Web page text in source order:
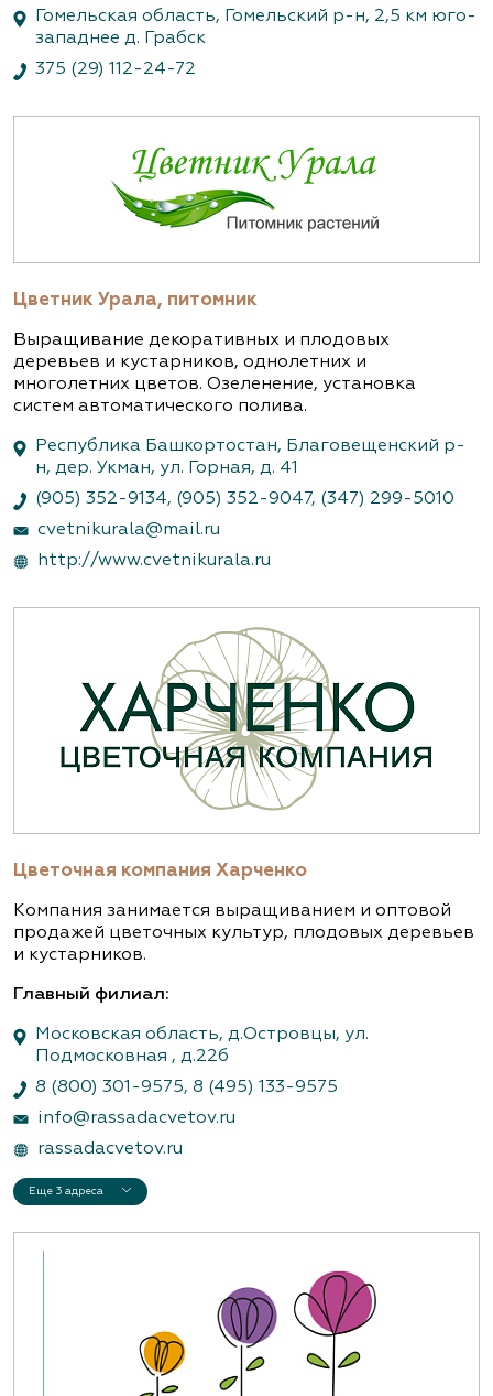
Гомельская область, Гомельский р-н, 2,5 км юго-
западнее д. Грабск
375 (29) 112-24-72
Цветник Урала, питомник
Выращивание декоративных и плодовых
деревьев и кустарников, однолетних и
многолетних цветов. Озеленение, установка
систем автоматического полива.
Республика Башкортостан, Благовещенский р-
н, дер. Укман, ул. Горная, д. 41
(905) 352-9134, (905) 352-9047, (347) 299-5010
cvetnikurala@mail.ru
http://www.cvetnikurala.ru
Цветочная компания Харченко
Компания занимается выращиванием и оптовой
продажей цветочных культур, плодовых деревьев
и кустарников.
Главный филиал:
Московская область, д.Островцы, ул.
Подмосковная , д.22б
8 (800) 301-9575, 8 (495) 133-9575
info@rassadacvetov.ru
rassadacvetov.ru
Еще 3 адреса